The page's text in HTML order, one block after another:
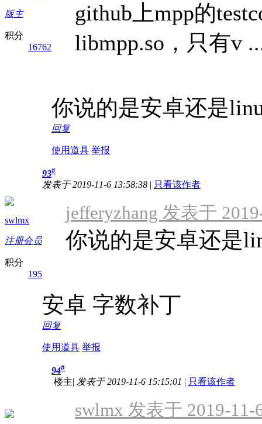
版主
积分
16762
github上mpp的
libmpp.so，只有v
你说的是安卓还是
回复
使用道具 举报
swlmx
注册会员
积分
195
93#
发表于 2019-11-6 13:58:38 | 只看该作者
jefferyzhang 发表于
你说的是安卓还是
安卓 字数补丁
回复
使用道具 举报
94#
楼主| 发表于 2019-11-6 15:15:01 | 只看该作者
swlmx 发表于 2019-11-